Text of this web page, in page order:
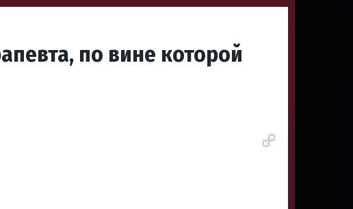
по вине которой